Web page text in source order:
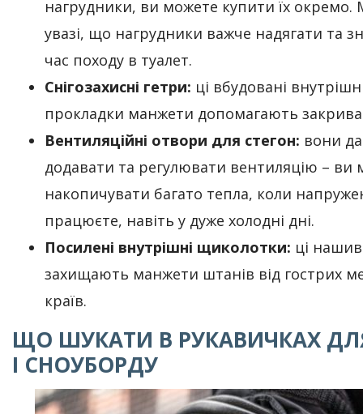
нагрудники, ви можете купити їх окремо.
увазі, що нагрудники важче надягати та
час походу в туалет.
Снігозахисні гетри: ці вбудовані
прокладки манжети допомагають
Вентиляційні отвори для стегон: вони
додавати та регулювати вентиляцію – ви
накопичувати багато тепла, коли
працюєте, навіть у дуже холодні дні.
Посилені внутрішні щиколотки: ці
захищають манжети штанів від гострих
країв.
ЩО ШУКАТИ В РУКАВИЧКАХ
І СНОУБОРДУ